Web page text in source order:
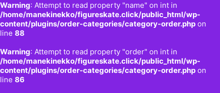
Warning: Attempt to read property "name" on int in
/home/manekinekko/figureskate.click/public_html/wp-
content/plugins/order-categories/category-order.php on
line 88
Warning: Attempt to read property "order" on int in
/home/manekinekko/figureskate.click/public_html/wp-
content/plugins/order-categories/category-order.php on
line 86